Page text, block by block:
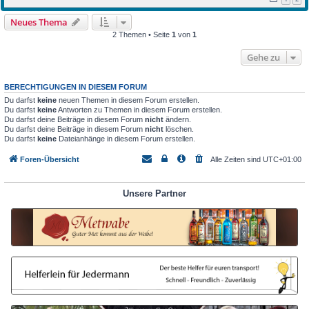
Neues Thema
2 Themen • Seite 1 von 1
Gehe zu
BERECHTIGUNGEN IN DIESEM FORUM
Du darfst keine neuen Themen in diesem Forum erstellen.
Du darfst keineAntworten zu Themen in diesem Forum erstellen.
Du darfst deine Beiträge in diesem Forum nicht ändern.
Du darfst deine Beiträge in diesem Forum nicht löschen.
Du darfst keine Dateianhänge in diesem Forum erstellen.
Foren-Übersicht Alle Zeiten sind UTC+01:00
Unsere Partner